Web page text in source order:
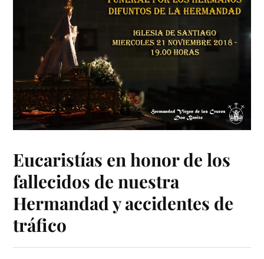
Eucaristías en honor de los
fallecidos de nuestra
Hermandad y accidentes de
tráfico